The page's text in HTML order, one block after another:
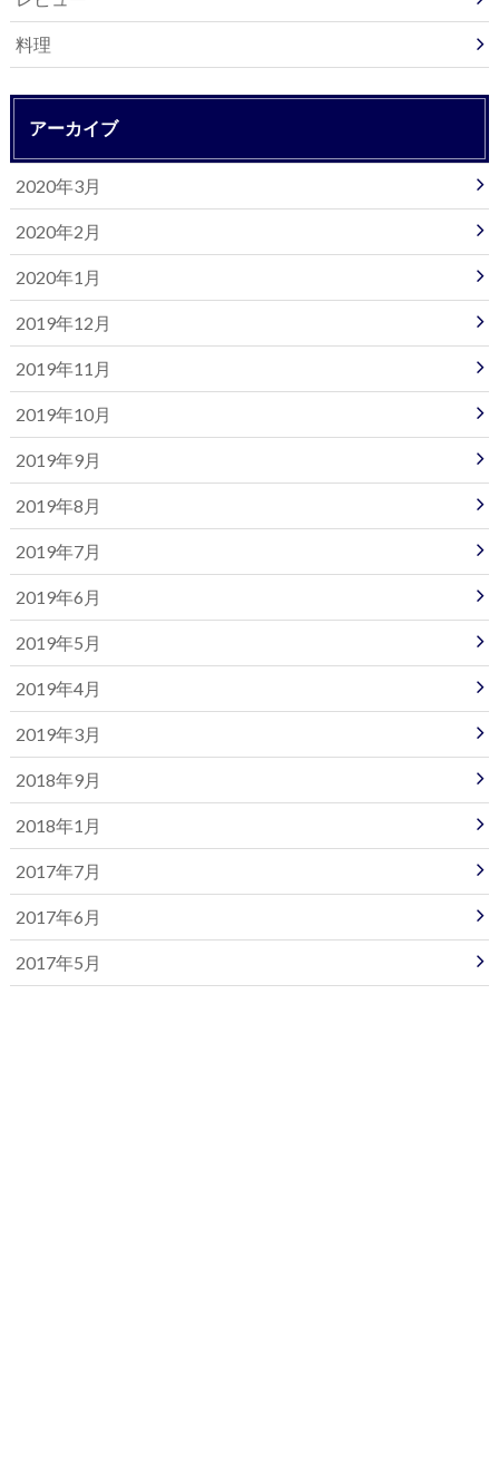
料理
アーカイブ
2020年3月
2020年2月
2020年1月
2019年12月
2019年11月
2019年10月
2019年9月
2019年8月
2019年7月
2019年6月
2019年5月
2019年4月
2019年3月
2018年9月
2018年1月
2017年7月
2017年6月
2017年5月